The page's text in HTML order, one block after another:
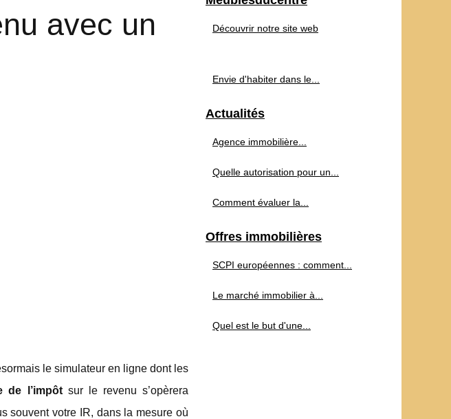
avec un
le simulateur en ligne dont les
de l’impôtsur le revenu s’opèrera
souvent votre IR, dans la mesure où
Découvrir notre site web
Envie d'habiter dans le...
Actualités
Agence immobilière...
Quelle autorisation pour un...
Comment évaluer la...
Offres immobilières
SCPI européennes : comment...
Le marché immobilier à...
Quel est le but d'une...